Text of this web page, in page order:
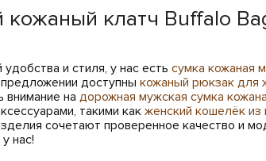
кожаный клатч Buffalo
и стиля, у нас есть сумка кожаная
доступны кожаный рюкзак для
внимание на дорожная мужская сумка
такими как женский кошелёк из
сочетают проверенное качество и
нас!